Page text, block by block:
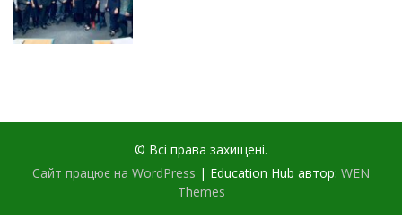
© Всі права захищені.
Сайт працює на WordPress | Education Hub автор: WEN
Themes